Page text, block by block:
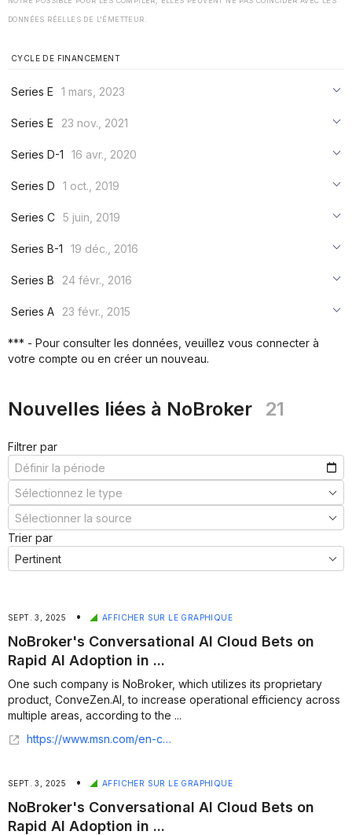
DONNÉES RÉELLES DE L'ÉMETTEUR.
CYCLE DE FINANCEMENT
Series E
1 mars, 2023
***
Series E
23 nov., 2021
***
Series D-1
16 avr., 2020
***
Series D
1 oct., 2019
***
Series C 5 juin, 2019
***
Series B-1
19 déc., 2016
***
Series B
24 févr., 2016
***
Series A
23 févr., 2015
*** - Pour consulter les données, veuillez vous connecter à
votre compte ou en créer un nouveau.
Nouvelles liées à NoBroker 21
Filtrer par
Trier par
SEPT. 3, 2025 • AFFICHER SUR LE GRAPHIQUE
NoBroker's Conversational AI Cloud Bets on
Rapid AI Adoption in ...
One such company is NoBroker, which utilizes its proprietary
product, ConveZen.AI, to increase operational efficiency across
multiple areas, according to the ...
https://www.msn.com/en-ca/money/smallbusiness/nobroker-s-conversational-ai-cloud-bets-on-rapid-ai-adoption-in-customer-services-industry/ar-AA1LIq7S?ocid=finance-verthp-feeds
SEPT. 3, 2025 • AFFICHER SUR LE GRAPHIQUE
NoBroker's Conversational AI Cloud Bets on
Rapid AI Adoption in ...